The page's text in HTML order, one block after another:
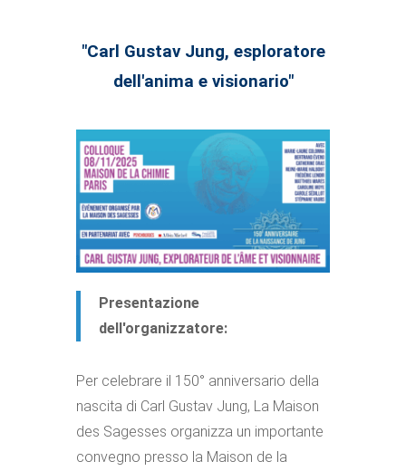
"Carl Gustav Jung, esploratore
dell'anima e visionario"
Presentazione
dell'organizzatore:
Per celebrare il 150° anniversario della
nascita di Carl Gustav Jung, La Maison
des Sagesses organizza un importante
convegno presso la Maison de la